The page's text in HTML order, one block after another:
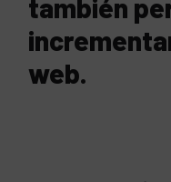
también
web.